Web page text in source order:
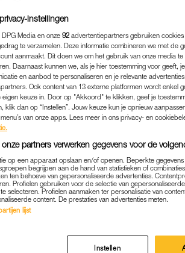
TV-
CENTRUM
MEDIA|WAT
27-11-2023 | MARTINE
instellingen
DPG Media en onze 92 advertentiepartners gebruiken
te verzamelen. Deze informatie combineren we met de
aanmaakt. Dit doen we om het gebruik van onze media
Daarnaast kunnen we, als je hier toestemming voor geeft,
en aanbod te personaliseren en je relevante
Ook content van 13 externe platformen wordt enkel
eigen keuze in. Door op "Akkoord" te klikken, geef je
klik dan op “Instellen”. Jouw keuze kun je opnieuw
van onze apps. Lees meer in ons privacy- en
partners verwerken gegevens voor de
op een apparaat opslaan en/of openen. Beperkte
begrijpen aan de hand van statistieken of
ten behoeve van gepersonaliseerde advertenties.
Profielen gebruiken voor de selectie van
selecteren. Profielen aanmaken ter personalisatie van
content. De prestaties van advertenties meten.
lijst
Instellen